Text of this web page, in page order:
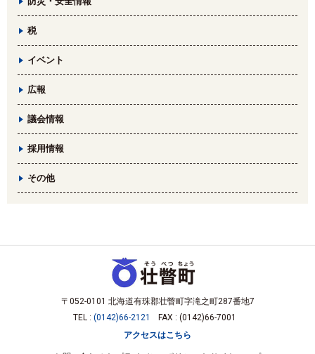
税
イベント
広報
議会情報
採用情報
その他
〒052-0101 北海道有珠郡壮瞥町字滝之町287番地7
TEL : (0142)66-2121
FAX : (0142)66-7001
アクセスはこちら